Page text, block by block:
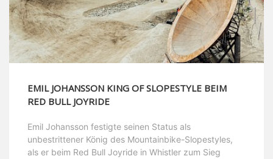
EMIL JOHANSSON KING OF SLOPESTYLE BEIM
RED BULL JOYRIDE
Emil Johansson festigte seinen Status als
unbestrittener König des Mountainbike-Slopestyles,
als er beim Red Bull Joyride in Whistler zum Sieg